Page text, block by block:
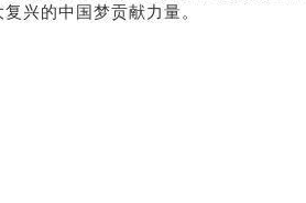
兴的中国梦贡献力量。